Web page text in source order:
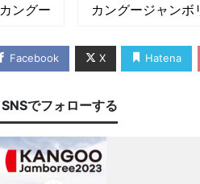
カングー カングージャンボ
Facebook X Hatena
SNSでフォローする